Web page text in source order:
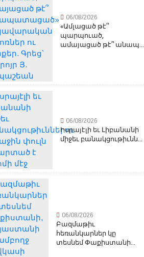
06/08/2026
«Ամլացած թէ՞
պարպուած,
ամայացած թէ՞ անապ...
06/08/2026
Իսրայէլի եւ Լիբանանի
միջեւ բանակցութիւնն...
06/08/2026
Բազմաթիւ
հեռանկարներ կը
տեսնեմ Փաքիստանի...